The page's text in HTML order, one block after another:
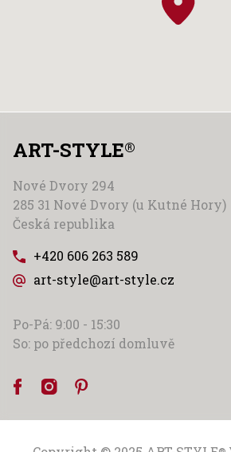
ART-STYLE®
Nové Dvory 294
285 31 Nové Dvory (u Kutné Hory)
Česká republika
+420 606 263 589
art-style@art-style.cz
Po-Pá: 9:00 - 15:30
So: po předchozí domluvě